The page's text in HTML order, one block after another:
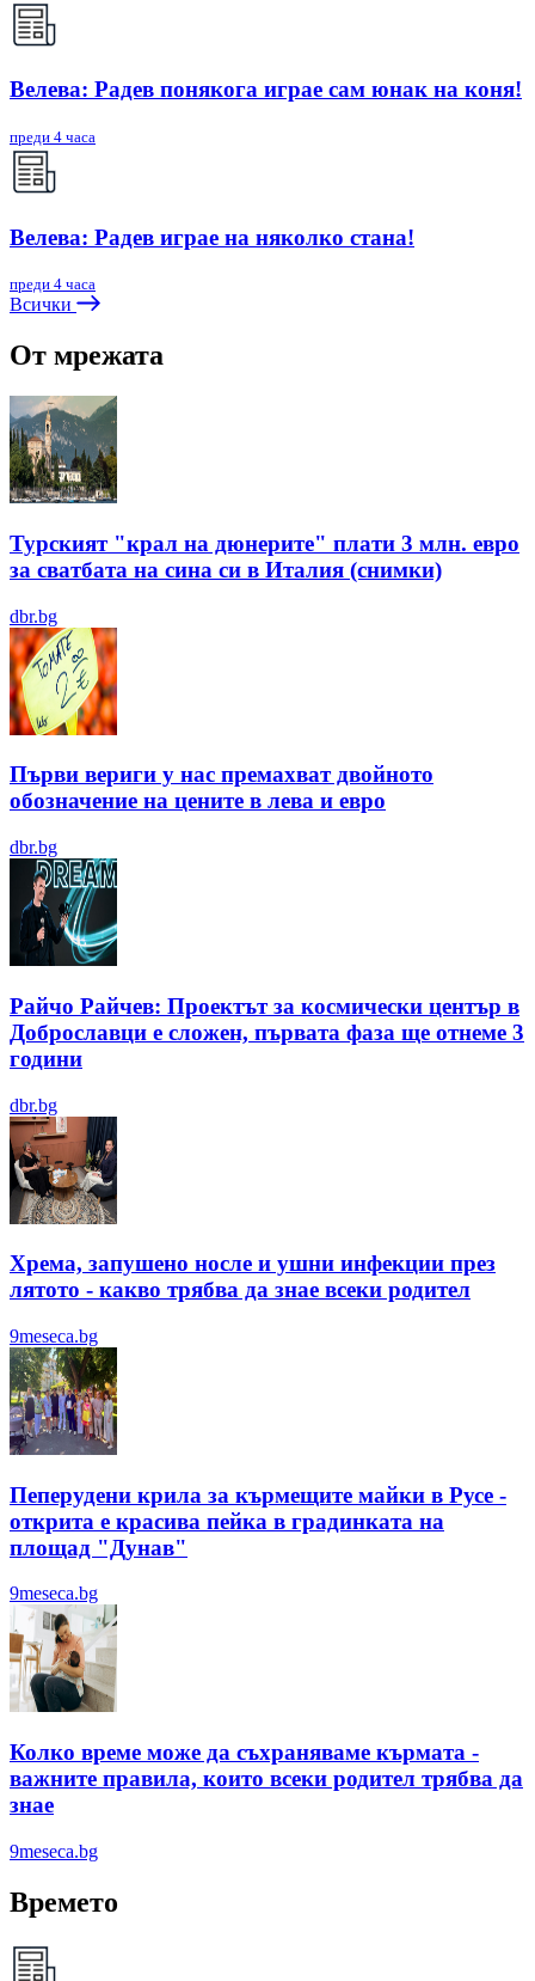
Велева: Радев понякога играе сам юнак на коня!
преди 4 часа
Велева: Радев играе на няколко стана!
преди 4 часа
Всички
От мрежата
Турският "крал на дюнерите" плати 3 млн. евро
за сватбата на сина си в Италия (снимки)
dbr.bg
Първи вериги у нас премахват двойното
обозначение на цените в лева и евро
dbr.bg
Райчо Райчев: Проектът за космически център в
Доброславци е сложен, първата фаза ще отнеме 3
години
dbr.bg
Хрема, запушено носле и ушни инфекции през
лятотo - какво трябва да знае всеки родител
9meseca.bg
Пеперудени крила за кърмещите майки в Русе -
открита е красива пейка в градинката на
площад "Дунав"
9meseca.bg
Колко време може да съхраняваме кърмата -
важните правила, които всеки родител трябва да
знае
9meseca.bg
Времето